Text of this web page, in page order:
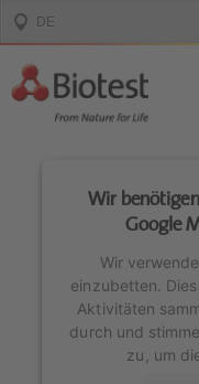
Wir
Google
Wir
einzubetten.
Aktivitäten
durch und
zu, um